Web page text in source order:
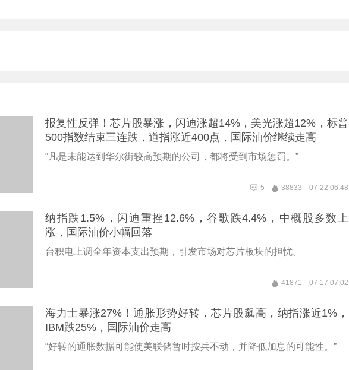
报复性反弹！芯片股暴涨，闪迪涨超14%，美光涨超12%，标普
500指数结束三连跌，道指涨近400点，国际油价继续走高
“凡是未能达到华尔街较高预期的公司，都将受到市场惩罚。”
5 38833 07-22 06:48
纳指跌1.5%，闪迪重挫12.6%，谷歌跌4.4%，中概股多数上
涨，国际油价小幅回落
台积电上调全年资本支出预期，引发市场对芯片板块的担忧。
41871 07-17 07:02
海力士暴涨27%！通胀形势好转，芯片股飙高，纳指涨近1%，
IBM跌25%，国际油价走高
“好转的通胀数据可能使美联储暂时按兵不动，并降低加息的可能性。”